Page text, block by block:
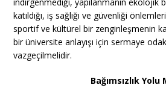
katıldığı, iş sağlığı ve güvenliği
sportif ve kültürel bir zenginleşmenin
bir üniversite anlayışı için sermaye
vazgeçilmelidir.
Bağımsızlık